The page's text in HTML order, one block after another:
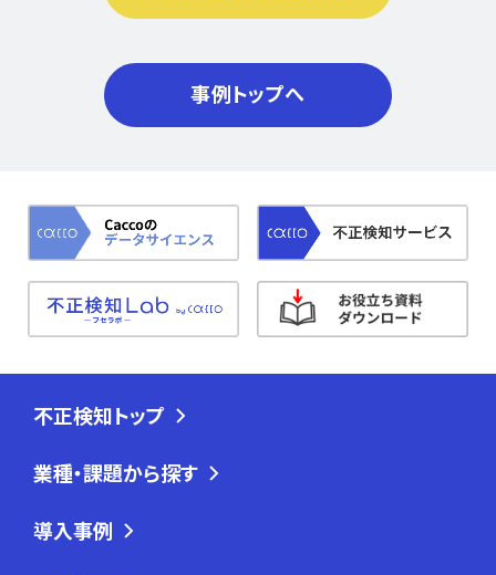
事例トップへ
不正検知トップ
業種・課題から探す
導入事例